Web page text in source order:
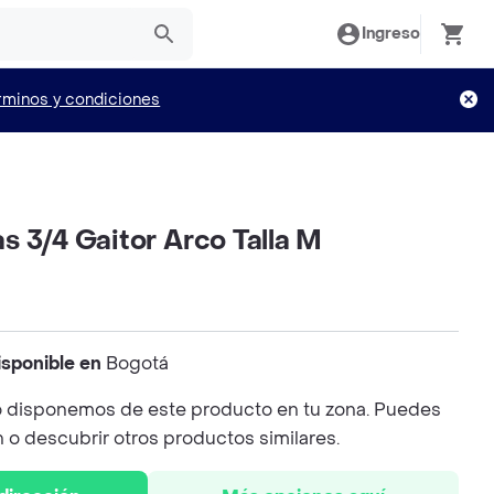
Ingreso
y condiciones
3/4 Gaitor Arco Talla M
en Bogotá
disponemos de este producto en tu zona. Puedes
o descubrir otros productos similares.